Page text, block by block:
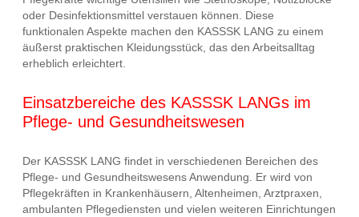
oder Desinfektionsmittel verstauen können. Diese
funktionalen Aspekte machen den KASSSK LANG zu einem
äußerst praktischen Kleidungsstück, das den Arbeitsalltag
erheblich erleichtert.
Einsatzbereiche des KASSSK LANGs im
Pflege- und Gesundheitswesen
Der KASSSK LANG findet in verschiedenen Bereichen des
Pflege- und Gesundheitswesens Anwendung. Er wird von
Pflegekräften in Krankenhäusern, Altenheimen, Arztpraxen,
ambulanten Pflegediensten und vielen weiteren Einrichtungen